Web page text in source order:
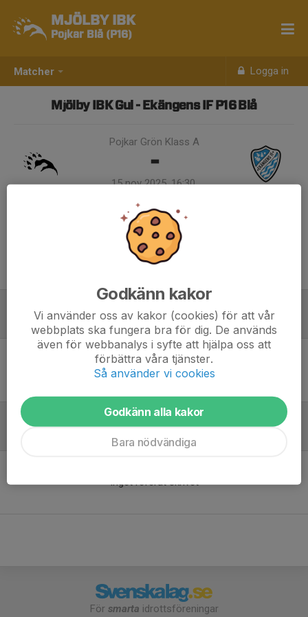
Matcher Logga in
MJÖLBY IBK
Pojkar Blå (P16)
Mjölby IBK Gul - Ekängens IF P16 Blå
Pojkar Grön Klass A
-
15 nov 2025, 16:30,
Laguppställning
Ingen uppställning ifylld
Inget referat skrivet
För smarta idrottsföreningar
Godkänn kakor
Vi använder oss av kakor (cookies) för att vår
webbplats ska fungera bra för dig. De används
även för webbanalys i syfte att hjälpa oss att
förbättra våra tjänster.
Så använder vi cookies
Godkänn alla kakor
Bara nödvändiga